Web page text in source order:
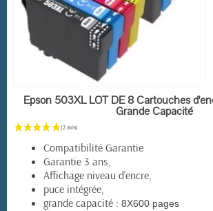
EN STOCK
Epson 503XL LOT DE 8 Cartouches
Grande Capacité
Compatibilité Garantie
Garantie 3 ans,
Affichage niveau d'encre,
puce intégrée,
grande capacité : 8X600 pages